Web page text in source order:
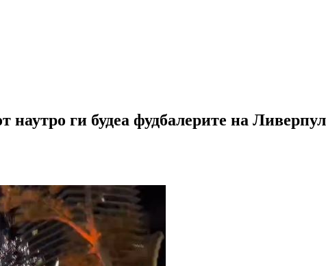
наутро ги будеа фудбалерите на